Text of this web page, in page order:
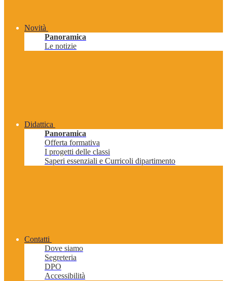
Novità
Panoramica
Le notizie
Didattica
Panoramica
Offerta formativa
I progetti delle classi
Saperi essenziali e Curricoli dipartimento
Contatti
Dove siamo
Segreteria
DPO
Accessibilità